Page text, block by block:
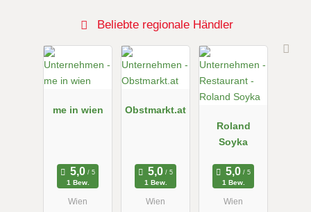
Beliebte regionale Händler
me in wien
1 Bew.
Wien
Obstmarkt.at
1 Bew.
Wien
Roland
Soyka
1 Bew.
Wien